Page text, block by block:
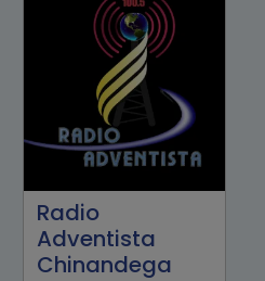
Radio
Adventista
Chinandega